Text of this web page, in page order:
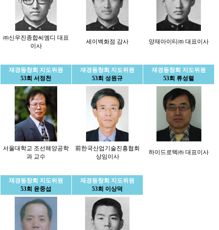
㈜신우진종합씨엠디 대표
이사
세이백화점 감사 양재아이티㈜ 대표이사
재경동창회 지도위원
53회 서정천
재경동창회 지도위원
53회 성원규
재경동창회 지도위원
53회 류성렬
서울대학교 조선해양공학
과 교수
前한국산업기술진흥협회
상임이사
하이드로텍㈜ 대표이사
재경동창회 지도위원
53회 윤중섭
재경동창회 지도위원
53회 이상덕